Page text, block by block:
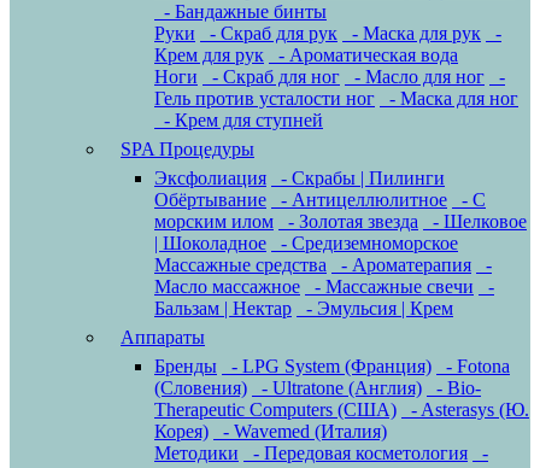
- Бандажные бинты
Руки
- Скраб для рук - Маска для рук
-
Крем для рук
- Ароматическая вода
Ноги
- Скраб для ног - Масло для ног
-
Гель против усталости ног
- Маска для ног
- Крем для ступней
SPA Процедуры
Эксфолиация
- Скрабы | Пилинги
Обёртывание
- Антицеллюлитное
- С
морским илом
- Золотая звезда
- Шелковое
| Шоколадное
- Средиземноморское
Массажные средства
- Ароматерапия
-
Масло массажное
- Массажные свечи
-
Бальзам | Нектар
- Эмульсия | Крем
Аппараты
Бренды
- LPG System (Франция)
- Fotona
(Словения)
- Ultratone (Англия)
- Bio-
Therapeutic Computers (США)
- Asterasys (Ю.
Корея)
- Wavemed (Италия)
Методики
- Передовая косметология
-